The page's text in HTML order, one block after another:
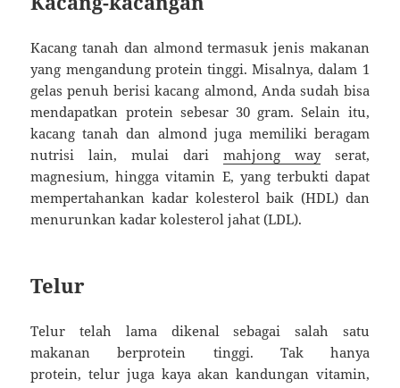
Kacang tanah dan almond termasuk jenis makanan
yang mengandung protein tinggi. Misalnya, dalam 1
gelas penuh berisi kacang almond, Anda sudah bisa
mendapatkan protein sebesar 30 gram. Selain itu,
kacang tanah dan almond juga memiliki beragam
nutrisi lain, mulai dari mahjong wayserat,
magnesium, hingga vitamin E, yang terbukti dapat
mempertahankan kadar kolesterol baik (HDL) dan
menurunkan kadar kolesterol jahat (LDL).
Telur
Telur telah lama dikenal sebagai salah satu
makanan berprotein tinggi. Tak hanya
protein, telur juga kaya akan kandungan vitamin,